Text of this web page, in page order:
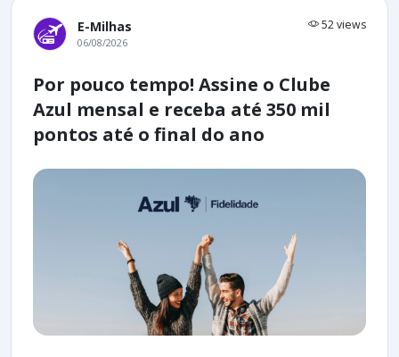
E-Milhas 52 views
06/08/2026
Por pouco tempo! Assine o Clube
Azul mensal e receba até 350 mil
pontos até o final do ano